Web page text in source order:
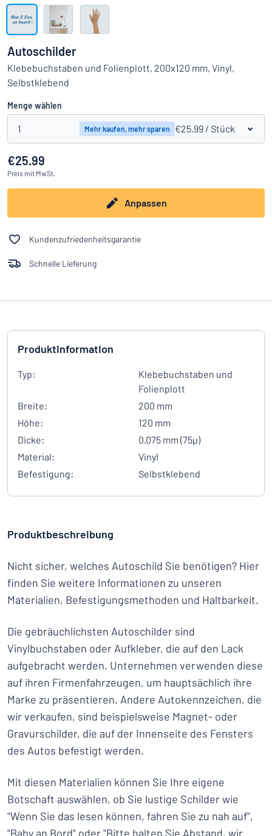
Das Gesuchte nicht gefunden? Schild hier entwerfen
Alle Kategorien anzeigen
Einloggen
Autoschilder
Klebebuchstaben und Folienplott, 200x120 mm, Vinyl,
Selbstklebend
Menge wählen
1 Mehr kaufen, mehr sparen €25.99 / Stück
€25.99
Preis mit MwSt.
Anpassen
Kundenzufriedenheitsgarantie
Schnelle Lieferung
Produktinformation
Typ:
Klebebuchstaben und
Folienplott
Breite:
200 mm
Höhe:
120 mm
Dicke:
0,075 mm (75µ)
Material:
Vinyl
Befestigung:
Selbstklebend
Produktbeschreibung
Nicht sicher, welches Autoschild Sie benötigen? Hier
finden Sie weitere Informationen zu unseren
Materialien, Befestigungsmethoden und Haltbarkeit.
Die gebräuchlichsten Autoschilder sind
Vinylbuchstaben oder Aufkleber, die auf den Lack
aufgebracht werden. Unternehmen verwenden diese
auf ihren Firmenfahrzeugen, um hauptsächlich ihre
Marke zu präsentieren. Andere Autokennzeichen, die
wir verkaufen, sind beispielsweise Magnet- oder
Gravurschilder, die auf der Innenseite des Fensters
des Autos befestigt werden.
Mit diesen Materialien können Sie Ihre eigene
Botschaft auswählen, ob Sie lustige Schilder wie
"Wenn Sie das lesen können, fahren Sie zu nah auf",
"Baby an Bord" oder "Bitte halten Sie Abstand, wir